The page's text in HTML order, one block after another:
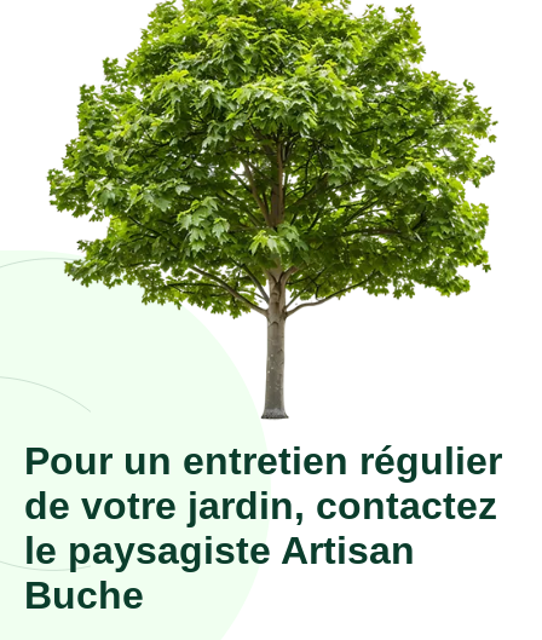
Pour un entretien régulier
de votre jardin, contactez
le paysagiste Artisan
Buche